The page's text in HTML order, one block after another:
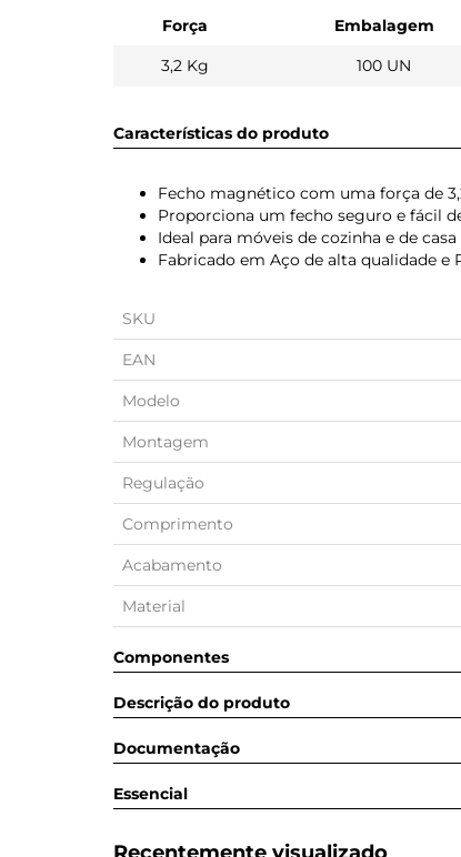
Força Embalagem
3,2 Kg
100 UN
Características do produto
Fecho magnético com uma força de
Proporciona um fecho seguro e fácil
Ideal para móveis de cozinha e de
Fabricado em Aço de alta qualidade e
SKU
EAN
Modelo
Montagem
Regulação
Comprimento
Acabamento
Material
Componentes
Descrição do produto
Documentação
Essencial